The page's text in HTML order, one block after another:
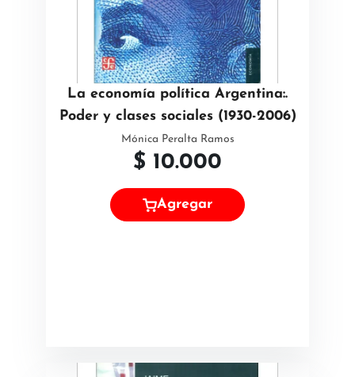
La economía política Argentina:.
Poder y clases sociales (1930-2006)
Mónica Peralta Ramos
$ 10.000
Agregar